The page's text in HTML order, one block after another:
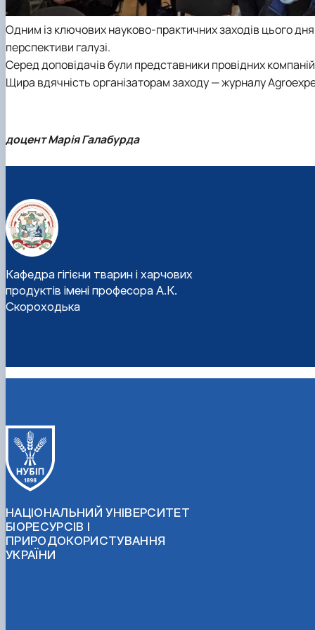
Одним із ключових науково-практичних заходів цього
перспективи галузі.
Серед доповідачів були представники провідних
Щира вдячність організаторам заходу — журналу
доцент Марія Галабурда
Кафедра гігієни тварин і харчових
продуктів імені професора А.К.
Скороходька
НАЦІОНАЛЬНИЙ УНІВЕРСИТЕТ
БІОРЕСУРСІВ І
ПРИРОДОКОРИСТУВАННЯ
УКРАЇНИ